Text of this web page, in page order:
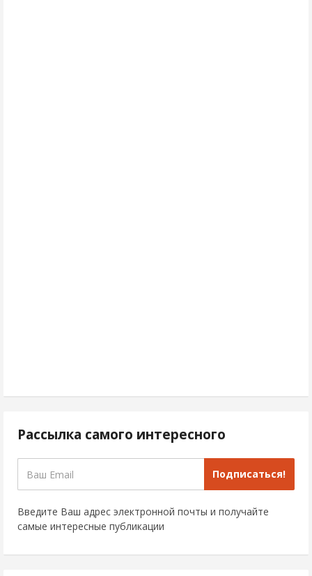
Рассылка самого интересного
Подписаться!
Введите Ваш адрес электронной почты и получайте
самые интересные публикации